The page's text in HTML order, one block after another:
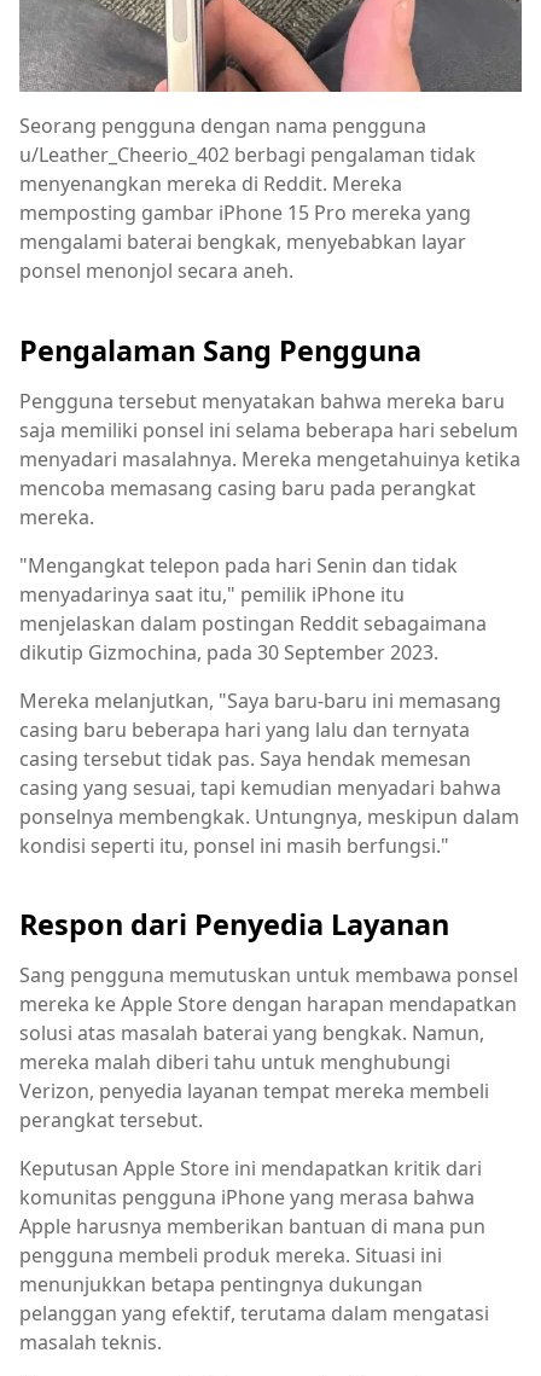
Seorang pengguna dengan nama pengguna
u/Leather_Cheerio_402 berbagi pengalaman tidak
menyenangkan mereka di Reddit. Mereka
memposting gambar iPhone 15 Pro mereka yang
mengalami baterai bengkak, menyebabkan layar
ponsel menonjol secara aneh.
Pengalaman Sang Pengguna
Pengguna tersebut menyatakan bahwa mereka baru
saja memiliki ponsel ini selama beberapa hari sebelum
menyadari masalahnya. Mereka mengetahuinya ketika
mencoba memasang casing baru pada perangkat
mereka.
"Mengangkat telepon pada hari Senin dan tidak
menyadarinya saat itu," pemilik iPhone itu
menjelaskan dalam postingan Reddit sebagaimana
dikutip Gizmochina, pada 30 September 2023.
Mereka melanjutkan, "Saya baru-baru ini memasang
casing baru beberapa hari yang lalu dan ternyata
casing tersebut tidak pas. Saya hendak memesan
casing yang sesuai, tapi kemudian menyadari bahwa
ponselnya membengkak. Untungnya, meskipun dalam
kondisi seperti itu, ponsel ini masih berfungsi."
Respon dari Penyedia Layanan
Sang pengguna memutuskan untuk membawa ponsel
mereka ke Apple Store dengan harapan mendapatkan
solusi atas masalah baterai yang bengkak. Namun,
mereka malah diberi tahu untuk menghubungi
Verizon, penyedia layanan tempat mereka membeli
perangkat tersebut.
Keputusan Apple Store ini mendapatkan kritik dari
komunitas pengguna iPhone yang merasa bahwa
Apple harusnya memberikan bantuan di mana pun
pengguna membeli produk mereka. Situasi ini
menunjukkan betapa pentingnya dukungan
pelanggan yang efektif, terutama dalam mengatasi
masalah teknis.